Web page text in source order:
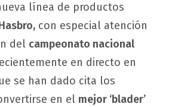
línea de productos
con especial atención
del campeonato nacional
en directo en
se han dado cita los
en el mejor ‘blader’